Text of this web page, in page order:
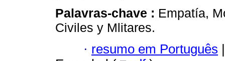
Palavras-chave : Empatía,
Civiles y Mlitares.
· resumo em Português |